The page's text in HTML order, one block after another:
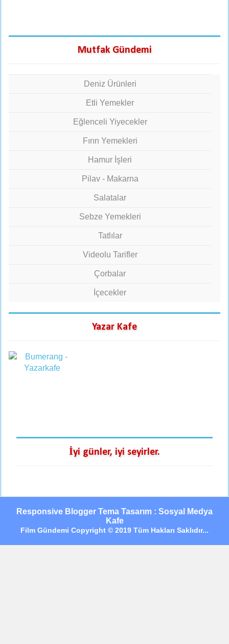
Mutfak Gündemi
Deniz Ürünleri
Etli Yemekler
Eğlenceli Yiyecekler
Fırın Yemekleri
Hamur İşleri
Pilav - Makarna
Salatalar
Sebze Yemekleri
Tatlılar
Videolu Tarifler
Çorbalar
İçecekler
Yazar Kafe
İyi günler, iyi seyirler.
Responsive Blogger Tema Tasarım : Sosyal Medya
Kafe
Film Gündemi Copyright © 2019 Tüm Hakları Saklıdır...